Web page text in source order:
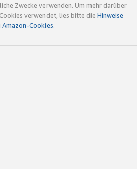
Zwecke verwenden. Um mehr darüber
verwendet, lies bitte die Hinweise
Amazon-Cookies.